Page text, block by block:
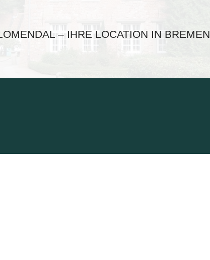
– IHRE LOCATION IN BREMEN